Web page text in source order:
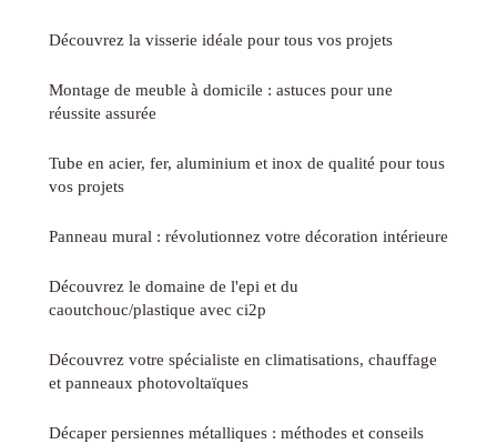
Découvrez la visserie idéale pour tous vos projets
Montage de meuble à domicile : astuces pour une
réussite assurée
Tube en acier, fer, aluminium et inox de qualité pour tous
vos projets
Panneau mural : révolutionnez votre décoration intérieure
Découvrez le domaine de l'epi et du
caoutchouc/plastique avec ci2p
Découvrez votre spécialiste en climatisations, chauffage
et panneaux photovoltaïques
Décaper persiennes métalliques : méthodes et conseils